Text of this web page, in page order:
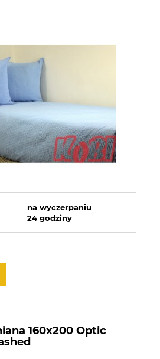
na wyczerpaniu
24 godziny
160x200 Optic